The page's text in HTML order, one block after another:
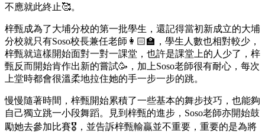
不應就此終止🥰。
梓甄成為了大埔分校的第一批學生，還記得當初新成立的大埔
分校就只有Soso校長兼任老師👩🏻‍🏫，學生人數也相對較少，
梓甄就這樣開始面對一對一課堂，也許是課堂上的人少了，梓
甄反而開始肯作出新的嘗試🥳，加上Soso老師很有耐心，每次
上堂時都會很溫柔地拉住她的手一步一步的跳。
慢慢隨著時間，梓甄開始累積了一些基本的舞步技巧，也能夠
自己獨立跳一小段舞蹈。見到梓甄的進步，Soso老師亦開始鼓
勵她去參加比賽🎖️，並告訴梓甄輸贏並不重要，重要的是為將